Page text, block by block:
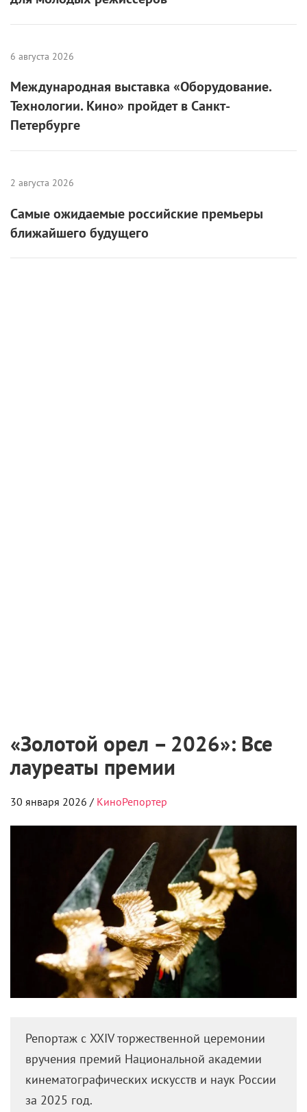
6 августа 2026
Международная выставка «Оборудование.
Технологии. Кино» пройдет в Санкт-
Петербурге
2 августа 2026
Самые ожидаемые российские премьеры
ближайшего будущего
«Золотой орел – 2026»: Все
лауреаты премии
30 января 2026 / КиноРепортер
Репортаж с XXIV торжественной церемонии
вручения премий Национальной академии
кинематографических искусств и наук России
за 2025 год.